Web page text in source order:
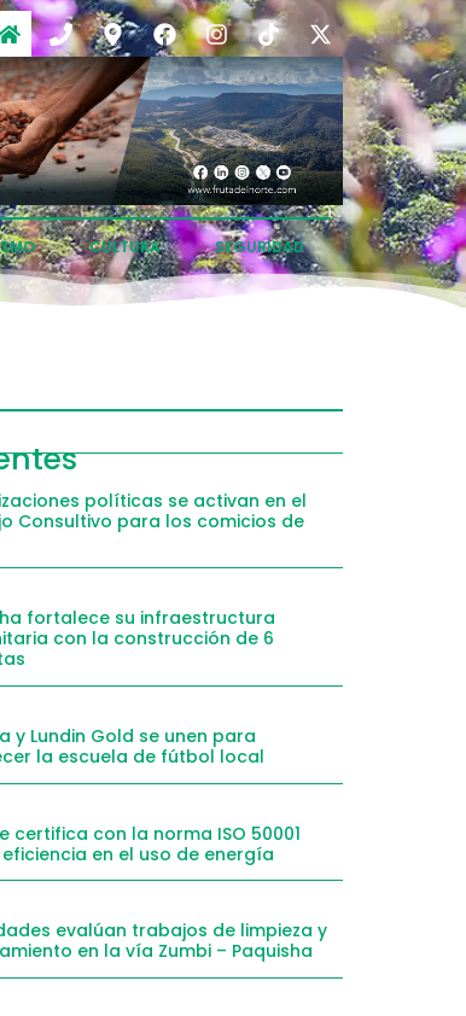
CULTURA SEGURIDAD
políticas se activan en el
Consultivo para los comicios de
fortalece su infraestructura
con la construcción de 6
y Lundin Gold se unen para
la escuela de fútbol local
certifica con la norma ISO 50001
en el uso de energía
evalúan trabajos de limpieza y
en la vía Zumbi – Paquisha